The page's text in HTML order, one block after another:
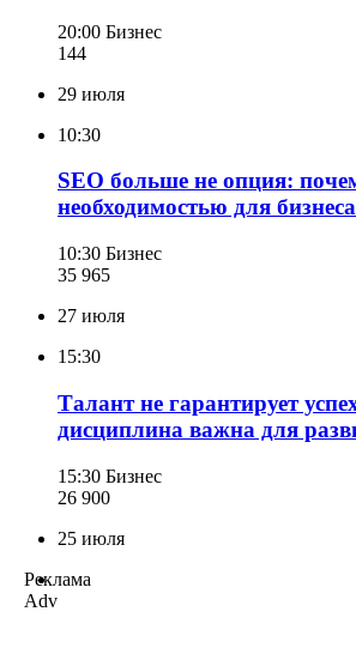
20:00 Бизнес
144
29 июля
10:30
SEO больше не опция:
необходимостью для бизнеса
10:30 Бизнес
35 965
27 июля
15:30
Талант не гарантирует
дисциплина важна для
15:30 Бизнес
26 900
25 июля
Реклама
Adv